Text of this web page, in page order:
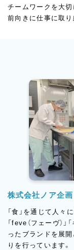
チームワークを大
前向きに仕事に取
株式会社ノア企
「食」を通じて人々
「feve（フェーヴ）
ったブランドを展
りを行っています。